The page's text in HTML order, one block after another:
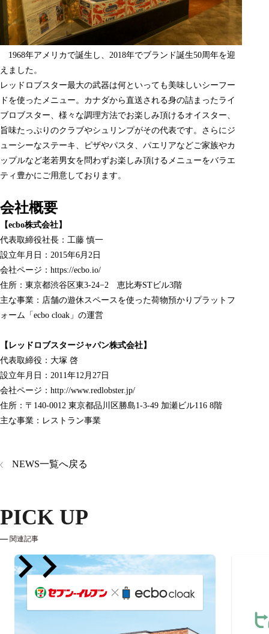
1968年アメリカで誕生し、2018年でブランド誕生50周年を迎
えました。
レッドロブスター最大の武器は何といっても美味しいシーフー
ドを使ったメニュー。カナダから直送される身の詰まったライ
ブロブスター、様々な調理方法でお楽しみ頂けるオイスター、
旨味たっぷりのクラブやシュリンプがその代表です。さらにジ
ューシーなステーキ、ピザやパスタ、パエリアなどご家族やカ
ップルなど老若男女を問わずお楽しみ頂けるメニューをバラエ
ティ豊かにご用意しております。
会社概要
【ecbo株式会社】
代表取締役社長：工藤 慎一
設立年月日：2015年6月2日
会社ページ： https://ecbo.io/
住所：東京都渋谷区東3-24−2 恵比寿STビル3階
主な事業：店舗の遊休スペースを使った荷物預かりプラットフ
ォーム「ecbo cloak」の運営
【レッドロブスタージャパン株式会社】
代表取締役：大塚 啓
設立年月日：2011年12月27日
会社ページ： http://www.redlobster.jp/
住所：〒140-0012 東京都品川区勝島1-3-49 加瀬ビル116 8階
主な事業：レストラン事業
NEWS一覧へ戻る
PICK UP
関連記事